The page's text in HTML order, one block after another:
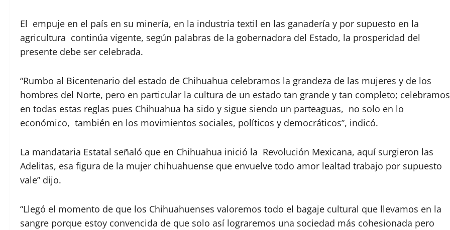
El empuje en el país en su minería, en la industria textil en las ganadería y por supuesto en la
agricultura continúa vigente, según palabras de la gobernadora del Estado, la prosperidad del
presente debe ser celebrada.
“Rumbo al Bicentenario del estado de Chihuahua celebramos la grandeza de las mujeres y de los
hombres del Norte, pero en particular la cultura de un estado tan grande y tan completo; celebramos
en todas estas reglas pues Chihuahua ha sido y sigue siendo un parteaguas, no solo en lo
económico, también en los movimientos sociales, políticos y democráticos”, indicó.
La mandataria Estatal señaló que en Chihuahua inició la Revolución Mexicana, aquí surgieron las
Adelitas, esa figura de la mujer chihuahuense que envuelve todo amor lealtad trabajo por supuesto
vale” dijo.
“Llegó el momento de que los Chihuahuenses valoremos todo el bagaje cultural que llevamos en la
sangre porque estoy convencida de que solo así lograremos una sociedad más cohesionada pero